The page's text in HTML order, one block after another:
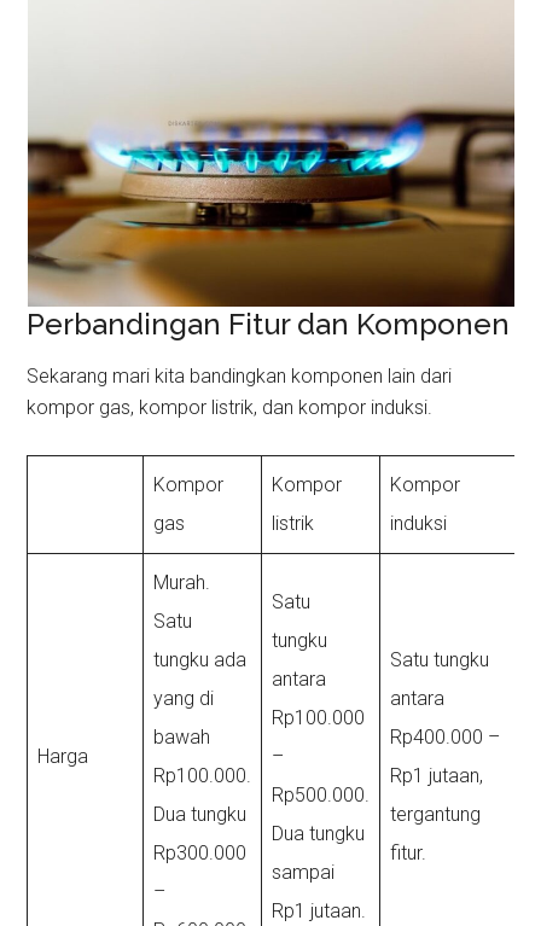
Perbandingan Fitur dan Komponen
Sekarang mari kita bandingkan komponen lain dari
kompor gas, kompor listrik, dan kompor induksi.
Kompor
gas
Kompor
listrik
Kompor
induksi
Harga
Murah.
Satu
tungku ada
yang di
bawah
Rp100.000.
Dua tungku
Rp300.000
–
Satu
tungku
antara
Rp100.000
–
Rp500.000.
Dua tungku
sampai
Rp1 jutaan.
Satu tungku
antara
Rp400.000 –
Rp1 jutaan,
tergantung
fitur.